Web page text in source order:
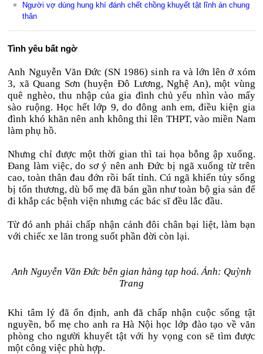
Người vợ dùng hung khí đánh chết chồng khuyết tật lĩnh án chung
thân
Tình yêu bất ngờ
Anh Nguyễn Văn Đức (SN 1986) sinh ra và lớn lên ở xóm
3, xã Quang Sơn (huyện Đô Lương, Nghệ An), một vùng
quê nghèo, thu nhập của gia đình chủ yếu nhìn vào mấy
sào ruộng. Học hết lớp 9, do đông anh em, điều kiện gia
đình khó khăn nên anh không thi lên THPT, vào miền Nam
làm phụ hồ.
Nhưng chỉ được một thời gian thì tai họa bỗng ập xuống.
Đang làm việc, do sơ ý nên anh Đức bị ngã xuống từ trên
cao, toàn thân đau đớn rồi bất tỉnh. Cú ngã khiến tủy sống
bị tổn thương, dù bố mẹ đã bán gần như toàn bộ gia sản để
đi khắp các bệnh viện nhưng các bác sĩ đều lắc đầu.
Từ đó anh phải chấp nhận cảnh đôi chân bại liệt, làm bạn
với chiếc xe lăn trong suốt phần đời còn lại.
Anh Nguyễn Văn Đức bên gian hàng tạp hoá. Ảnh: Quỳnh
Trang
Khi tâm lý đã ổn định, anh đã chấp nhận cuộc sống tật
nguyền, bố mẹ cho anh ra Hà Nội học lớp đào tạo về văn
phòng cho người khuyết tật với hy vọng con sẽ tìm được
một công việc phù hợp.